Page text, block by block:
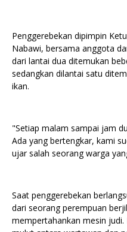
Penggerebekan dipimpin
Nabawi, bersama anggota
dari lantai dua ditemukan
sedangkan dilantai satu
ikan.
"Setiap malam sampai jam
Ada yang bertengkar, kami
ujar salah seorang warga
Saat penggerebekan
dari seorang perempuan
mempertahankan mesin